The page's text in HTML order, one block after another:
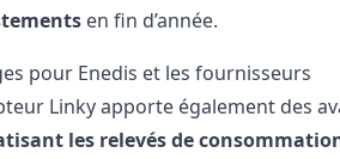
en fin d’année.
pour Enedis et les fournisseurs
Linky apporte également des
les relevés de